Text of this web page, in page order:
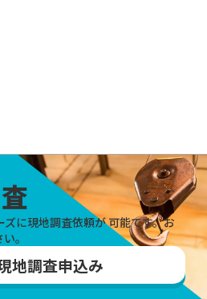
ズに現地調査依頼が可能です。お
。
地調査申込み